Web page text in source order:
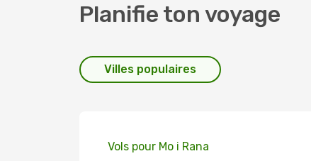
Planifie ton voyage
Villes populaires
Vols pour Mo i Rana